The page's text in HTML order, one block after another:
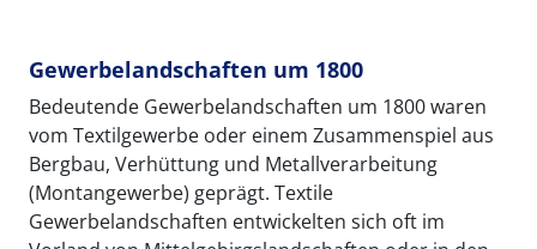
Gewerbelandschaften um 1800
Bedeutende Gewerbelandschaften um 1800 waren
vom Textilgewerbe oder einem Zusammenspiel aus
Bergbau, Verhüttung und Metallverarbeitung
(Montangewerbe) geprägt. Textile
Gewerbelandschaften entwickelten sich oft im